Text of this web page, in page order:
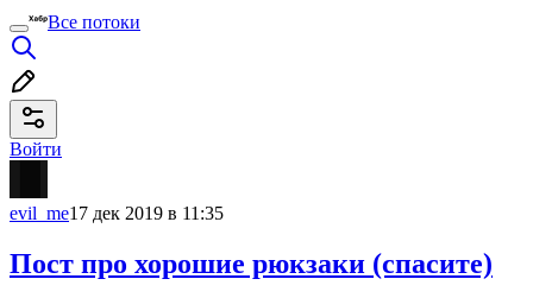
Все потоки
Войти
evil_me17 дек 2019 в 11:35
Пост про хорошие рюкзаки (спасите)